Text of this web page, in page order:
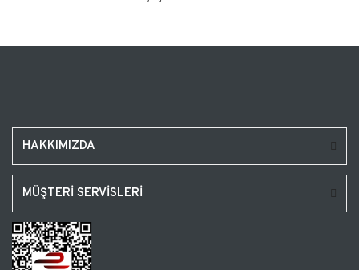
HAKKIMIZDA
MÜŞTERİ SERVİSLERİ